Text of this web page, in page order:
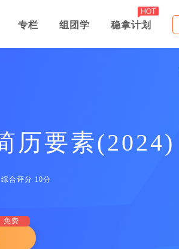
专栏 组团学 稳拿计划
历要素(2024)
综合评分 10分
免费